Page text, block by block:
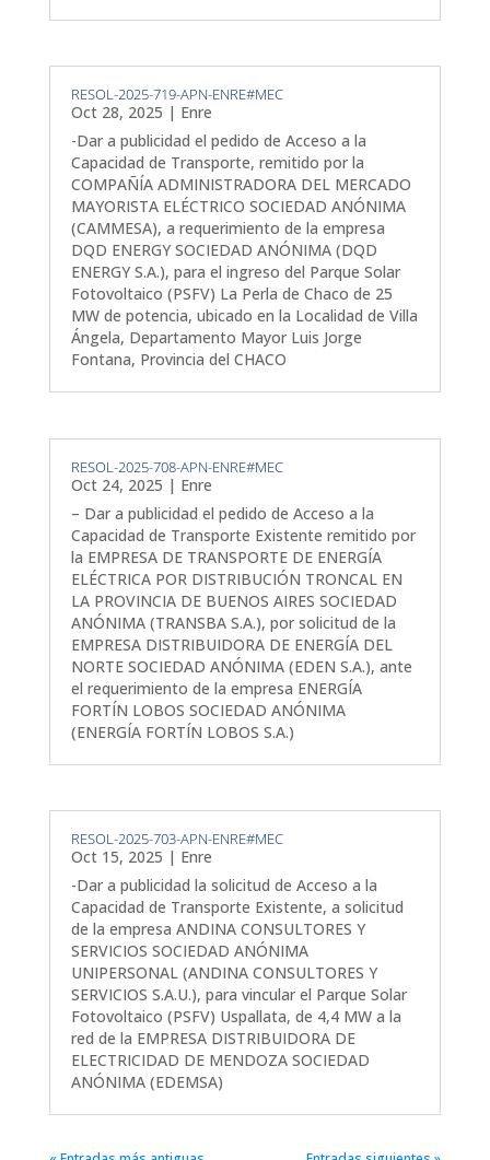
RESOL-2025-719-APN-ENRE#MEC
Oct 28, 2025 | Enre
-Dar a publicidad el pedido de Acceso a la
Capacidad de Transporte, remitido por la
COMPAÑÍA ADMINISTRADORA DEL MERCADO
MAYORISTA ELÉCTRICO SOCIEDAD ANÓNIMA
(CAMMESA), a requerimiento de la empresa
DQD ENERGY SOCIEDAD ANÓNIMA (DQD
ENERGY S.A.), para el ingreso del Parque Solar
Fotovoltaico (PSFV) La Perla de Chaco de 25
MW de potencia, ubicado en la Localidad de Villa
Ángela, Departamento Mayor Luis Jorge
Fontana, Provincia del CHACO
RESOL-2025-708-APN-ENRE#MEC
Oct 24, 2025 | Enre
– Dar a publicidad el pedido de Acceso a la
Capacidad de Transporte Existente remitido por
la EMPRESA DE TRANSPORTE DE ENERGÍA
ELÉCTRICA POR DISTRIBUCIÓN TRONCAL EN
LA PROVINCIA DE BUENOS AIRES SOCIEDAD
ANÓNIMA (TRANSBA S.A.), por solicitud de la
EMPRESA DISTRIBUIDORA DE ENERGÍA DEL
NORTE SOCIEDAD ANÓNIMA (EDEN S.A.), ante
el requerimiento de la empresa ENERGÍA
FORTÍN LOBOS SOCIEDAD ANÓNIMA
(ENERGÍA FORTÍN LOBOS S.A.)
RESOL-2025-703-APN-ENRE#MEC
Oct 15, 2025 | Enre
-Dar a publicidad la solicitud de Acceso a la
Capacidad de Transporte Existente, a solicitud
de la empresa ANDINA CONSULTORES Y
SERVICIOS SOCIEDAD ANÓNIMA
UNIPERSONAL (ANDINA CONSULTORES Y
SERVICIOS S.A.U.), para vincular el Parque Solar
Fotovoltaico (PSFV) Uspallata, de 4,4 MW a la
red de la EMPRESA DISTRIBUIDORA DE
ELECTRICIDAD DE MENDOZA SOCIEDAD
ANÓNIMA (EDEMSA)